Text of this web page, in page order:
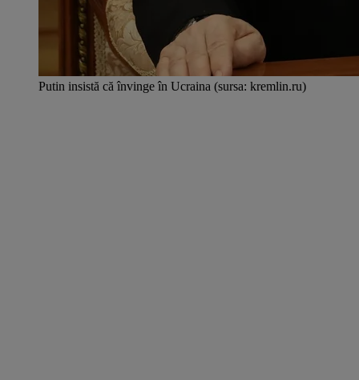
Putin insistă că învinge în Ucraina (sursa: kremlin.ru)